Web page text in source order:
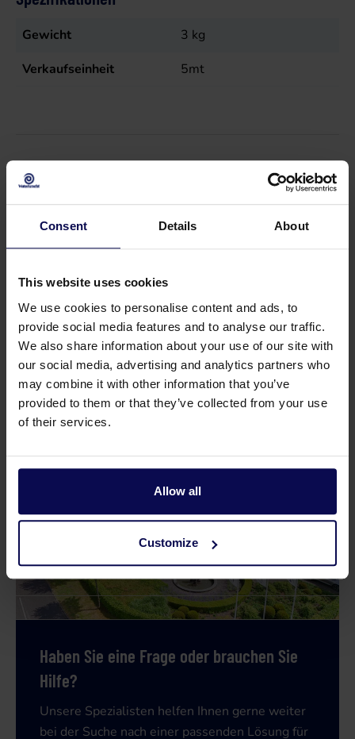
Consent Details About
This website uses cookies
We use cookies to personalise content and ads, to
provide social media features and to analyse our traffic.
We also share information about your use of our site with
our social media, advertising and analytics partners who
may combine it with other information that you’ve
provided to them or that they’ve collected from your use
of their services.
Allow all
Customize
Gewicht 3 kg
Verkaufseinheit
5mt
Geeignetes Zubehör
Klebstoff Saba S3 0,25 Liter
Haben Sie eine Frage oder brauchen Sie
Hilfe?
Unsere Spezialisten helfen Ihnen gerne weiter
bei der Suche nach einer passenden Lösung für